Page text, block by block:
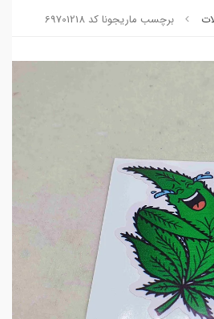
برچسب ماریجونا کد 69701218